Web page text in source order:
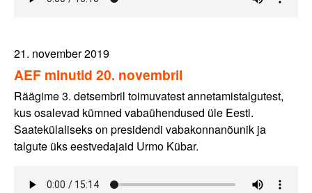
21. november 2019
AEF minutid 20. novembril
Räägime 3. detsembril toimuvatest annetamistalgutest,
kus osalevad kümned vabaühendused üle Eesti.
Saatekülaliseks on presidendi vabakonnanõunik ja
talgute üks eestvedajaid Urmo Kübar.